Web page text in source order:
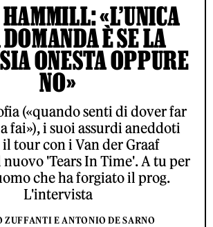
«L’UNICA
È SE LA
ONESTA OPPURE
NO»
(«quando senti di dover far
fai»), i suoi assurdi aneddoti
tour con i Van der Graaf
nuovo 'Tears In Time'. A tu per
che ha forgiato il prog.
L'intervista
ZUFFANTI E ANTONIO DE SARNO